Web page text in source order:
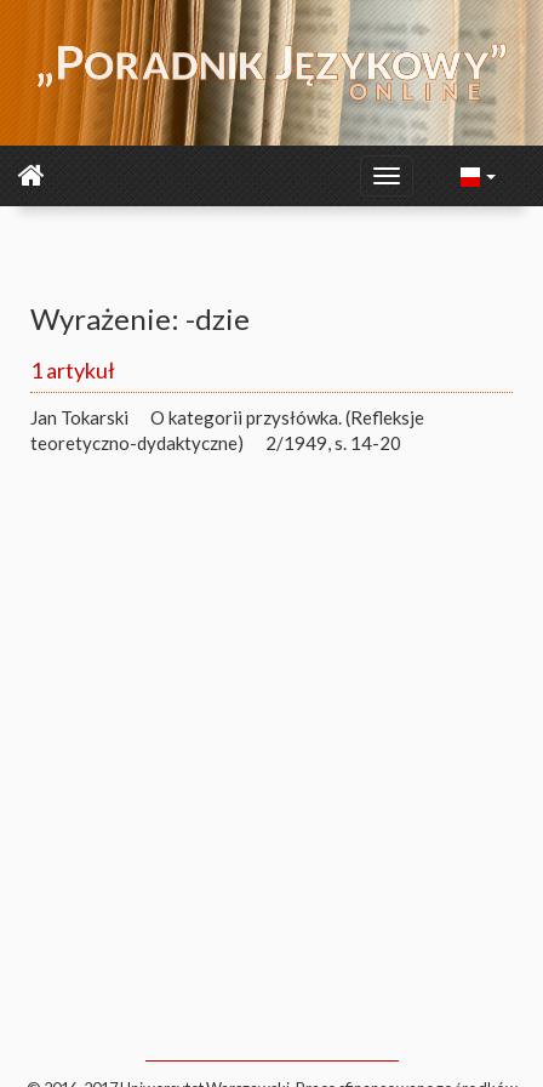
Wyrażenie: -dzie
1 artykuł
Jan Tokarski
O kategorii przysłówka. (Refleksje
teoretyczno-dydaktyczne)
2/1949, s. 14-20